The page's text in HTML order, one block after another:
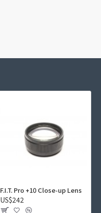
F.I.T. Pro +10 Close-up Lens
US$242